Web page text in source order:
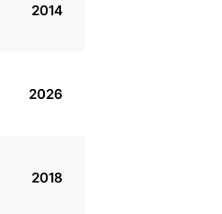
2014
2026
2018